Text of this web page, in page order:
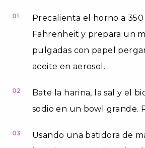
01
Precalienta el horno a 350
Fahrenheit y prepara un
pulgadas con papel
aceite en aerosol.
02
Bate la harina, la sal y el
sodio en un bowl grande.
03
Usando una batidora de